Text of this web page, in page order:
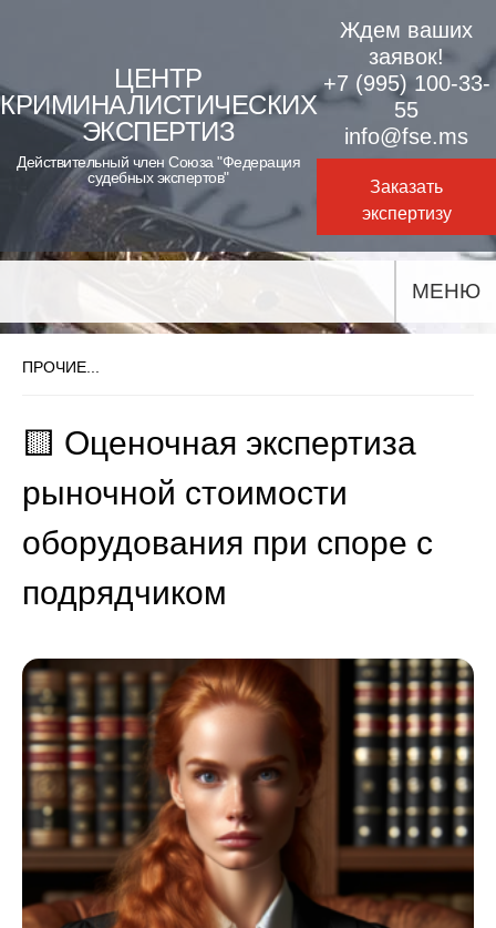
content
ЦЕНТР
КРИМИНАЛИСТИЧЕСКИХ
ЭКСПЕРТИЗ
Действительный член Союза "Федерация
судебных экспертов"
Ждем ваших
заявок!
+7 (995) 100-33-
55
info@fse.ms
Заказать
экспертизу
МЕНЮ
ПРОЧИЕ...
🟨 Оценочная экспертиза
рыночной стоимости
оборудования при споре с
подрядчиком